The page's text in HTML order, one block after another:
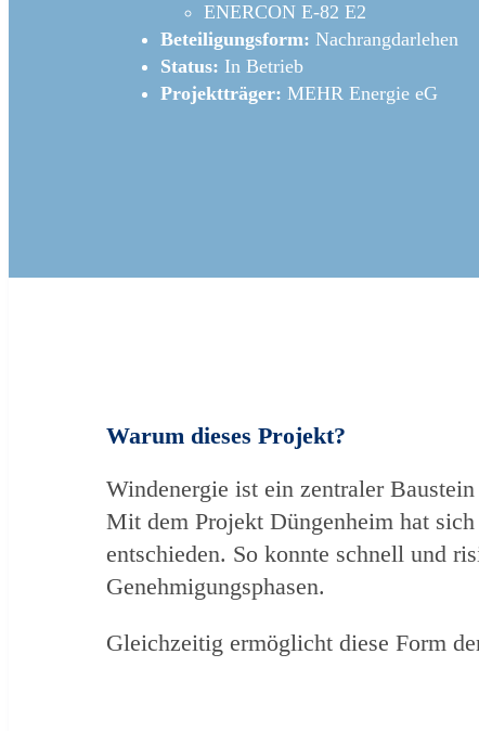
ENERCON E-82 E2
Beteiligungsform: Nachrangdarlehen
Status: In Betrieb
Projektträger: MEHR Energie eG
Warum dieses Projekt?
Windenergie ist ein zentraler
Mit dem Projekt Düngenheim hat
entschieden. So konnte schnell und
Genehmigungsphasen.
Gleichzeitig ermöglicht diese Form